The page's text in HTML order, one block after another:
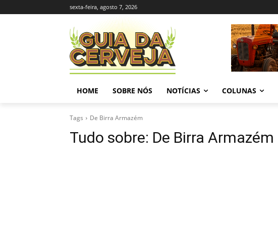
sexta-feira, agosto 7, 2026
HOME SOBRE NÓS NOTÍCIAS COLUNAS
Tags De Birra Armazém
Tudo sobre: De Birra Armazém